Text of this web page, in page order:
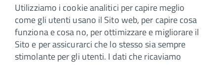
Utilizziamo i cookie analitici per capire meglio
come gli utenti usano il Sito web, per capire cosa
funziona e cosa no, per ottimizzare e migliorare il
Sito e per assicurarci che lo stesso sia sempre
stimolante per gli utenti. I dati che ricaviamo